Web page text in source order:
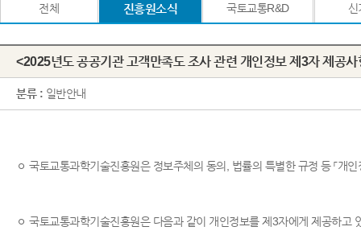
전체 진흥원소식 국토교통R&D 신
<2025년도 공공기관 고객만족도 조사 관련 개인정보 제3자 제공사
분류 : 일반안내
ㅇ 국토교통과학기술진흥원은 정보주체의 동의, 법률의 특별한 규정 등 「개
ㅇ 국토교통과학기술진흥원은 다음과 같이 개인정보를 제3자에게 제공하고